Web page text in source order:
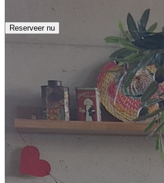
Reserveer nu